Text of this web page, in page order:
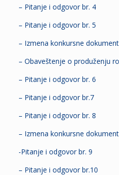
– Pitanje i odgovor br. 4
– Pitanje i odgovor br. 5
– Izmena konkursne
– Obaveštenje o produženju
– Pitanje i odgovor br. 6
– Pitanje i odgovor br.7
– Pitanje i odgovor br. 8
– Izmena konkursne
-Pitanje i odgovor br. 9
– Pitanje i odgovor br.10